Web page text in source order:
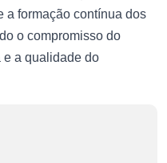
a formação contínua dos
o compromisso do
e a qualidade do